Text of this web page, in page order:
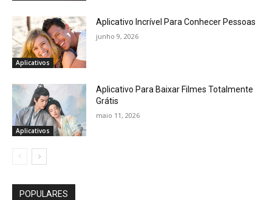
Aplicativos
Aplicativo Incrível Para Conhecer Pessoas
junho 9, 2026
Aplicativos
Aplicativo Para Baixar Filmes Totalmente
Grátis
maio 11, 2026
POPULARES